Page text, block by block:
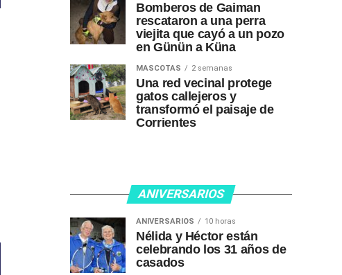
Bomberos de Gaiman
rescataron a una perra
viejita que cayó a un pozo
en Günün a Küna
MASCOTAS 2 semanas
Una red vecinal protege
gatos callejeros y
transformó el paisaje de
Corrientes
ANIVERSARIOS
ANIVERSARIOS 10 horas
Nélida y Héctor están
celebrando los 31 años de
casados